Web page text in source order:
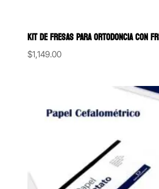
KIT DE FRESAS PARA ORTODONCIA CON
$1,149.00